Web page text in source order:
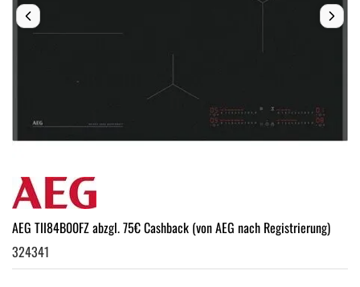
AEG TII84B00FZ abzgl. 75€ Cashback (von AEG nach Registrierung)
324341